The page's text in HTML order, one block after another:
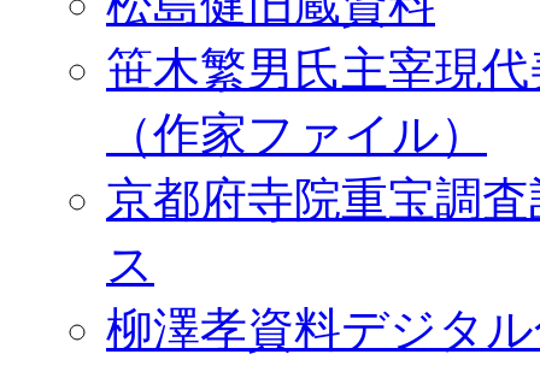
笹木繁男氏主宰現
（作家ファイル）
京都府寺院重宝調
ス
柳澤孝資料デジタ